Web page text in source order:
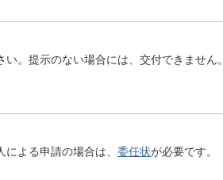
。提示のない場合には、交付できません。
よる申請の場合は、 委任状が必要です。